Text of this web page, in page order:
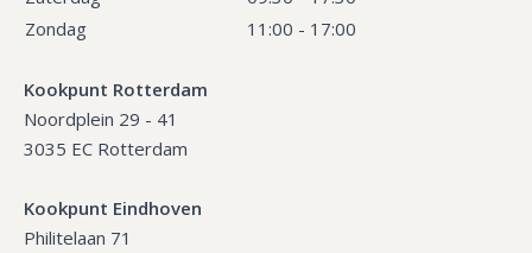
Zondag
11:00 - 17:00
Kookpunt Rotterdam
Noordplein 29 - 41
3035 EC Rotterdam
Kookpunt Eindhoven
Philitelaan 71